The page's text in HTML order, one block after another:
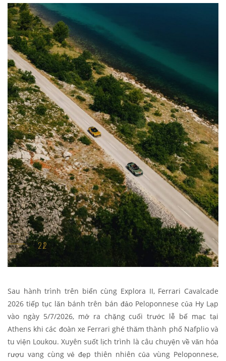
Sau hành trình trên biển cùng Explora II, Ferrari Cavalcade
2026 tiếp tục lăn bánh trên bán đảo Peloponnese của Hy Lạp
vào ngày 5/7/2026, mở ra chặng cuối trước lễ bế mạc tại
Athens khi các đoàn xe Ferrari ghé thăm thành phố Nafplio và
tu viện Loukou. Xuyên suốt lịch trình là câu chuyện về văn hóa
rượu vang cùng vẻ đẹp thiên nhiên của vùng Peloponnese,